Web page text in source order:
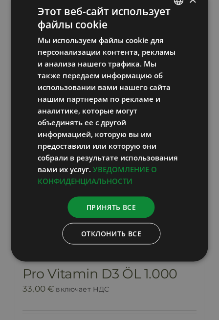
В корзину Информация
Pro Vitamin D3 ÖL 1.000
33,00€ включает НДС
RUSSIAN
LATVIAN
Этот веб-сайт использует
файлы cookie
Мы используем файлы cookie для
персонализации контента, рекламы
и анализа нашего трафика. Мы
также передаем информацию об
использовании вами нашего сайта
нашим партнерам по рекламе и
аналитике, которые могут
объединять ее с другой
информацией, которую вы им
предоставили или которую они
собрали в результате использования
вами их услуг. УВЕДОМЛЕНИЕ О
КОНФИДЕНЦИАЛЬНОСТИ
ПРИНЯТЬ ВСЕ
ОТКЛОНИТЬ ВСЕ